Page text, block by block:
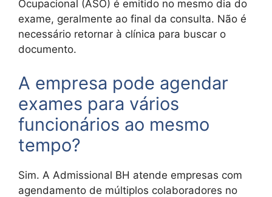
Ocupacional (ASO) é emitido no mesmo dia do
exame, geralmente ao final da consulta. Não é
necessário retornar à clínica para buscar o
documento.
A empresa pode agendar
exames para vários
funcionários ao mesmo
tempo?
Sim. A Admissional BH atende empresas com
agendamento de múltiplos colaboradores no